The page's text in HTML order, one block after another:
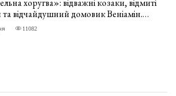
хоругва»: відважні козаки, відмиті
відчайдушний домовик Веніамін.
11082